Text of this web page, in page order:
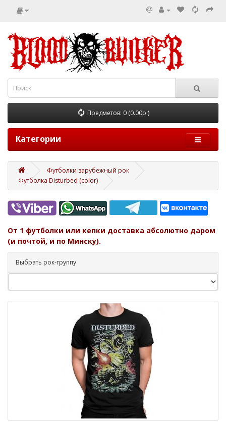
Предметов: 0 (0.00р.)
Категории
Футболки зарубежный рок
Футболка Disturbed (color)
От 1 футболки или кепки доставка абсолютно даром
(и почтой, и по Минску).
Выбрать рок-группу